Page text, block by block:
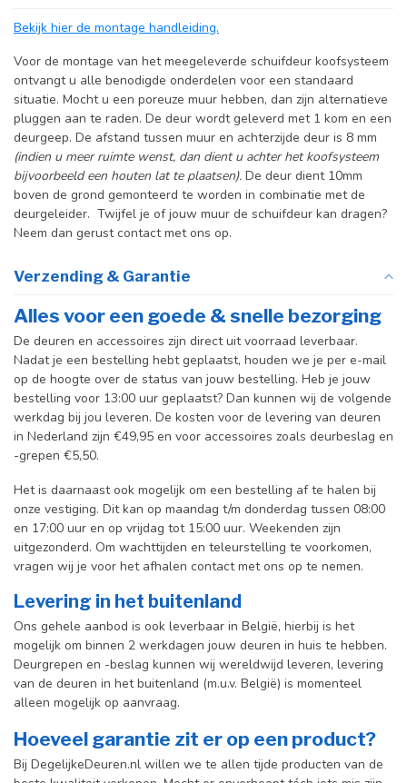
Incl. deurgreep
Incl. systeem
Bekijk hier de montage handleiding.
Voor de montage van het meegeleverde schuifdeur koofsysteem
ontvangt u alle benodigde onderdelen voor een standaard
situatie. Mocht u een poreuze muur hebben, dan zijn alternatieve
pluggen aan te raden. De deur wordt geleverd met 1 kom en een
deurgeep. De afstand tussen muur en achterzijde deur is 8 mm
(indien u meer ruimte wenst, dan dient u achter het koofsysteem
bijvoorbeeld een houten lat te plaatsen). De deur dient 10mm
boven de grond gemonteerd te worden in combinatie met de
deurgeleider. Twijfel je of jouw muur de schuifdeur kan dragen?
Neem dan gerust contact met ons op.
Verzending & Garantie
Alles voor een goede & snelle bezorging
De deuren en accessoires zijn direct uit voorraad leverbaar.
Nadat je een bestelling hebt geplaatst, houden we je per e-mail
op de hoogte over de status van jouw bestelling. Heb je jouw
bestelling voor 13:00 uur geplaatst? Dan kunnen wij de volgende
werkdag bij jou leveren. De kosten voor de levering van deuren
in Nederland zijn €49,95 en voor accessoires zoals deurbeslag en
-grepen €5,50.
Het is daarnaast ook mogelijk om een bestelling af te halen bij
onze vestiging. Dit kan op maandag t/m donderdag tussen 08:00
en 17:00 uur en op vrijdag tot 15:00 uur. Weekenden zijn
uitgezonderd. Om wachttijden en teleurstelling te voorkomen,
vragen wij je voor het afhalen contact met ons op te nemen.
Levering in het buitenland
Ons gehele aanbod is ook leverbaar in België, hierbij is het
mogelijk om binnen 2 werkdagen jouw deuren in huis te hebben.
Deurgrepen en -beslag kunnen wij wereldwijd leveren, levering
van de deuren in het buitenland (m.u.v. België) is momenteel
alleen mogelijk op aanvraag.
Hoeveel garantie zit er op een product?
Bij DegelijkeDeuren.nl willen we te allen tijde producten van de